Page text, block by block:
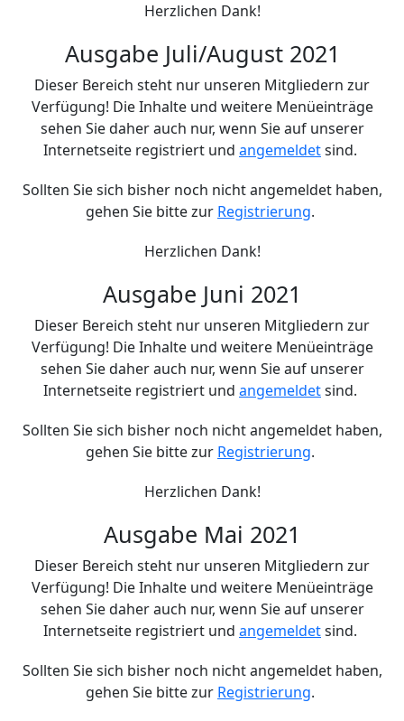
Herzlichen Dank!
Ausgabe Juli/August 2021
Dieser Bereich steht nur unseren Mitgliedern zur
Verfügung! Die Inhalte und weitere Menüeinträge
sehen Sie daher auch nur, wenn Sie auf unserer
Internetseite registriert und angemeldetsind.
Sollten Sie sich bisher noch nicht angemeldet haben,
gehen Sie bitte zur Registrierung.
Herzlichen Dank!
Ausgabe Juni 2021
Dieser Bereich steht nur unseren Mitgliedern zur
Verfügung! Die Inhalte und weitere Menüeinträge
sehen Sie daher auch nur, wenn Sie auf unserer
Internetseite registriert und angemeldetsind.
Sollten Sie sich bisher noch nicht angemeldet haben,
gehen Sie bitte zur Registrierung.
Herzlichen Dank!
Ausgabe Mai 2021
Dieser Bereich steht nur unseren Mitgliedern zur
Verfügung! Die Inhalte und weitere Menüeinträge
sehen Sie daher auch nur, wenn Sie auf unserer
Internetseite registriert und angemeldetsind.
Sollten Sie sich bisher noch nicht angemeldet haben,
gehen Sie bitte zur Registrierung.